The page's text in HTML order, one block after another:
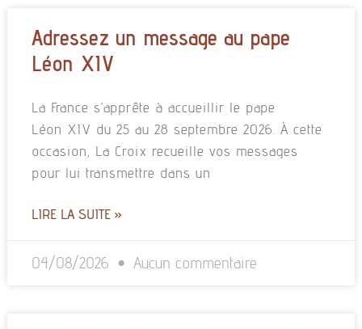
Adressez un message au pape
Léon XIV
La France s’apprête à accueillir le pape
Léon XIV du 25 au 28 septembre 2026. À cette
occasion, La Croix recueille vos messages
pour lui transmettre dans un
LIRE LA SUITE »
04/08/2026 Aucun commentaire